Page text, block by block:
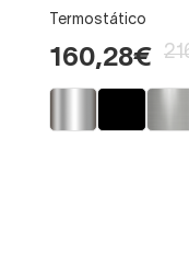
Termostático
160,28€